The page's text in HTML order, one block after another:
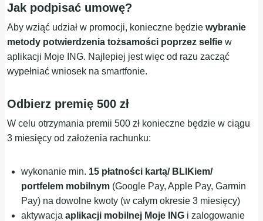
Jak podpisać umowę?
Aby wziąć udział w promocji, konieczne będziewybranie
metody potwierdzenia tożsamości poprzez selfie w
aplikacji Moje ING. Najlepiej jest więc od razu zacząć
wypełniać wniosek na smartfonie.
Odbierz premię 500 zł
W celu otrzymania premii 500 zł konieczne będzie w ciągu
3 miesięcy od założenia rachunku:
wykonanie min. 15 płatności kartą/ BLIKiem/
portfelem mobilnym (Google Pay, Apple Pay, Garmin
Pay) na dowolne kwoty (w całym okresie 3 miesięcy)
aktywacjaaplikacji mobilnej Moje ING i zalogowanie